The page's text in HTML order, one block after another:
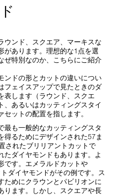
ウンド、スクエア、マーキスな
があります。理想的な1点を選
ぜ特別なのか、こちらにご紹介
ンドの形とカットの違いについ
フェイスアップで見たときのダ
表します（ラウンド、スクエ
、あるいはカッティングスタイ
ットの配置を指します。
最も一般的なカッティングスタ
得るためにデザインされた57ま
されたブリリアントカットで
たダイヤモンドもあります。よ
です。エメラルドカットや
ダイヤモンドがその例です。ス
ためにクラウンとパビリオンに
ります。しかし、スクエアや長